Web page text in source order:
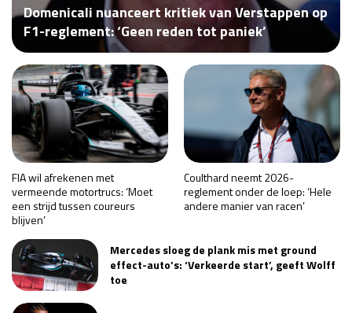
Race
za 13:00 - 15:00
GP VERENIGDE STATEN 2026 23 - 25 okt
Kwalificatie
za 23:00 - 00:00
Race
zo 21:00 - 23:00
GP MEXICO 2026 30 okt - 01 nov
GP SÃO PAULO 2026 06 - 08 nov
Kwalificatie
za 19:00 - 20:00
Domenicali nuanceert kritiek van Verstappen op
F1-reglement: ‘Geen reden tot paniek’
FIA wil afrekenen met
vermeende motortrucs: ‘Moet
een strijd tussen coureurs
blijven’
Coulthard neemt 2026-
reglement onder de loep: ‘Hele
andere manier van racen’
Mercedes sloeg de plank mis met ground
effect-auto’s: ‘Verkeerde start’, geeft Wolff
toe